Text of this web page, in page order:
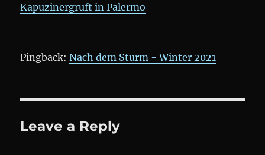
Kapuzinergruft in Palermo
Pingback:Nach dem Sturm - Winter 2021
Leave a Reply